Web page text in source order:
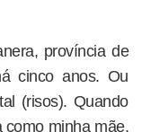
província de
cinco anos. Ou
(risos). Quando
como minha mãe.